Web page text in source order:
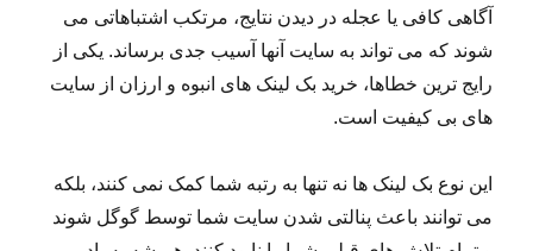
آگاهی کافی یا عجله در دیدن نتایج، مرتکب اشتباهاتی می
شوند که می تواند به سایت آنها آسیب جدی برساند. یکی از
رایج ترین خطاها، خرید بک لینک های انبوه و ارزان از سایت
های بی کیفیت است.
این نوع بک لینک ها نه تنها به رتبه شما کمک نمی کنند، بلکه
می توانند باعث پنالتی شدن سایت شما توسط گوگل شوند